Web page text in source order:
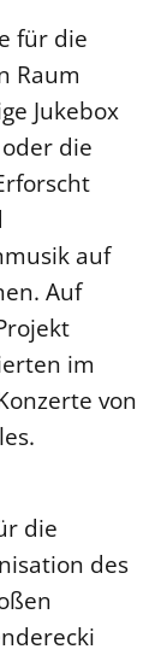
für die
Raum
Jukebox
die
auf
Auf
im
von
die
des